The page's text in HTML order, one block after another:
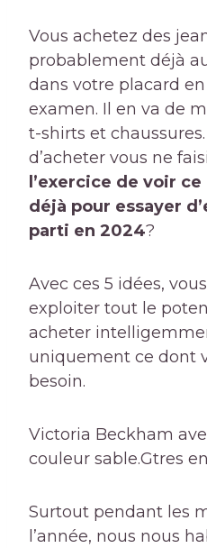
Vous achetez des
probablement déjà
dans votre placard
examen. Il en va de
t-shirts et
d’acheter vous ne
l’exercice de voir
déjà pour essayer
parti en 2024?
Avec ces 5 idées,
exploiter tout le
acheter
uniquement ce dont
besoin.
Victoria Beckham
couleur sable.Gtres
Surtout pendant les
l’année, nous nous